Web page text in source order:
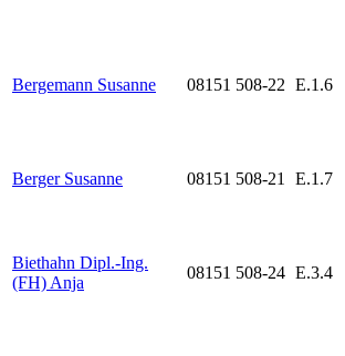
Bergemann Susanne 08151 508-22 E.1.6
Berger Susanne 08151 508-21 E.1.7
Biethahn Dipl.-Ing.
(FH) Anja
08151 508-24 E.3.4